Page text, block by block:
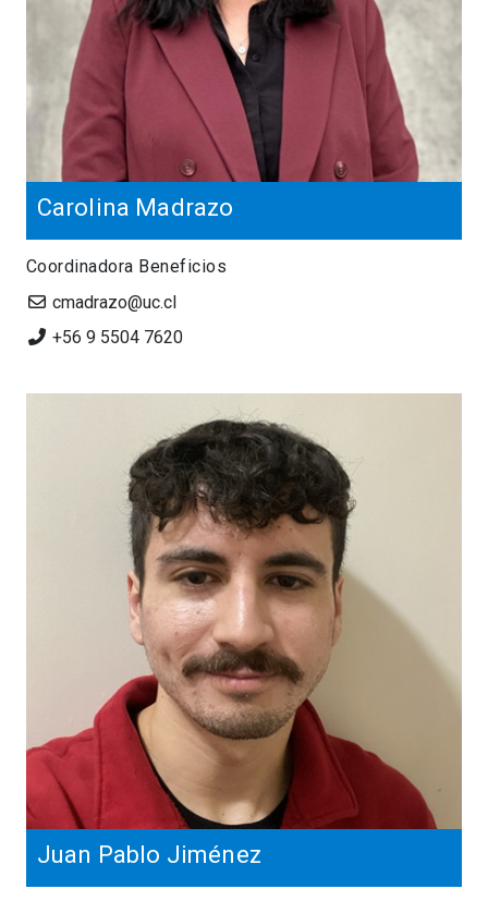
Carolina Madrazo
Coordinadora Beneficios
cmadrazo@uc.cl
+56 9 5504 7620
Juan Pablo Jiménez